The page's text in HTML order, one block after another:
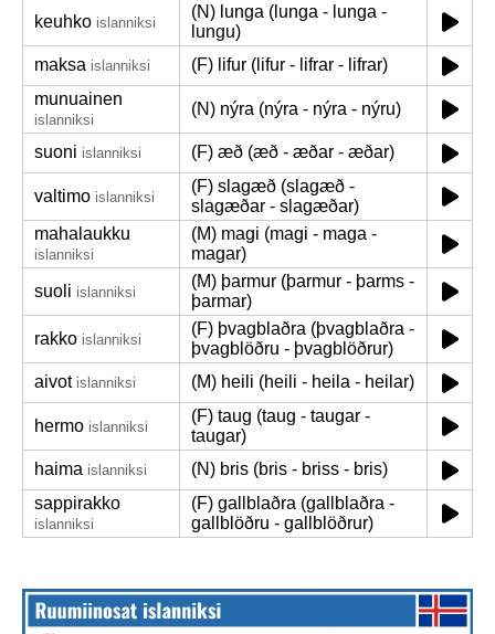
keuhko islanniksi
(N) lunga (lunga - lunga -
lungu)
maksa islanniksi
(F) lifur (lifur - lifrar - lifrar)
munuainen
islanniksi
(N) nýra (nýra - nýra - nýru)
suoni islanniksi (F) æð (æð - æðar - æðar)
valtimo islanniksi
(F) slagæð (slagæð -
slagæðar - slagæðar)
mahalaukku
islanniksi
(M) magi (magi - maga -
magar)
suoli islanniksi
(M) þarmur (þarmur - þarms -
þarmar)
rakko islanniksi
(F) þvagblaðra (þvagblaðra -
þvagblöðru - þvagblöðrur)
aivot islanniksi (M) heili (heili - heila - heilar)
hermo islanniksi
(F) taug (taug - taugar -
taugar)
haima islanniksi
(N) bris (bris - briss - bris)
sappirakko
islanniksi
(F) gallblaðra (gallblaðra -
gallblöðru - gallblöðrur)